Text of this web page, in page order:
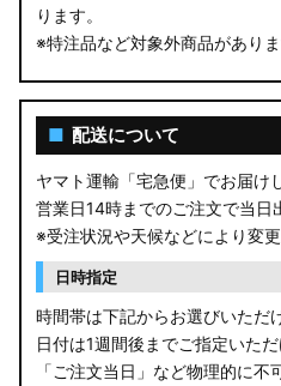
ります。
※特注品など対象外商品があり
■ 配送について
ヤマト運輸「宅急便」でお届け
営業日14時までのご注文で当日
※受注状況や天候などにより変
日時指定
時間帯は下記からお選びいただ
日付は1週間後までご指定いただ
「ご注文当日」など物理的に